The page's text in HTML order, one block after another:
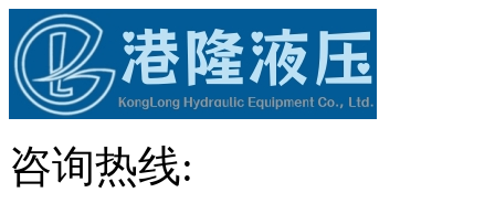
咨询热线: